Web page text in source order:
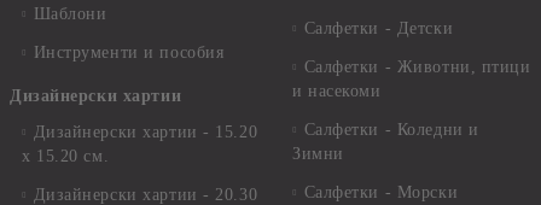
Шаблони
Инструменти и пособия
Дизайнерски хартии
Дизайнерски хартии - 15.20
х 15.20 см.
Дизайнерски хартии - 20.30
Салфетки - Детски
Салфетки - Животни, птици
и насекоми
Салфетки - Коледни и
Зимни
Салфетки - Морски